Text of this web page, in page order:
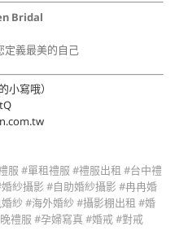
Bridal
定義最美的自己
小寫哦）
服 #單租禮服 #禮服出租 #台中禮
紗攝影 #自助婚紗攝影 #冉冉婚
紗 #海外婚紗 #攝影棚出租 #婚
禮服 #孕婦寫真 #婚戒 #對戒